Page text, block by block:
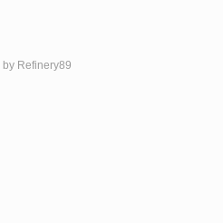
Refinery89